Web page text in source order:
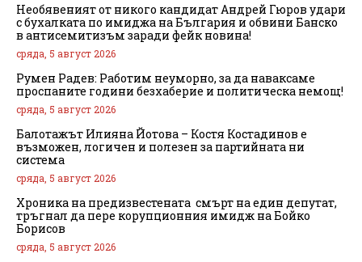
Необявеният от никого кандидат Андрей Гюров удари
с бухалката по имиджа на България и обвини Банско
в антисемитизъм заради фейк новина!
сряда, 5 август 2026
Румен Радев: Работим неуморно, за да наваксаме
проспаните години безхаберие и политическа немощ!
сряда, 5 август 2026
Балотажът Илияна Йотова – Костя Костадинов е
възможен, логичен и полезен за партийната ни
система
сряда, 5 август 2026
Хроника на предизвестената смърт на един депутат,
тръгнал да пере корупционния имидж на Бойко
Борисов
сряда, 5 август 2026